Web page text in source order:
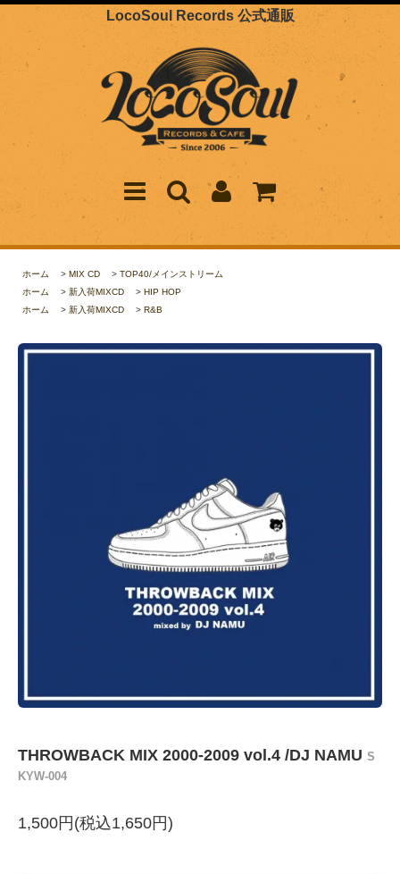
LocoSoul Records 公式通販
ホーム > MIX CD > TOP40/メインストリーム
ホーム
> 新入荷MIXCD > HIP HOP
ホーム
> 新入荷MIXCD > R&B
THROWBACK MIX 2000-2009 vol.4 /DJ NAMU S
KYW-004
1,500円(税込1,650円)